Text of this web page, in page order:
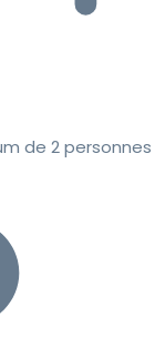
de 2 personnes